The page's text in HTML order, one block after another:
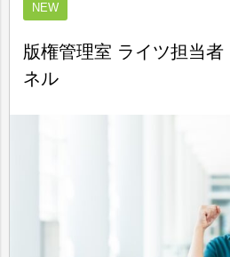
NEW
版権管理室 ライツ担当
ネル